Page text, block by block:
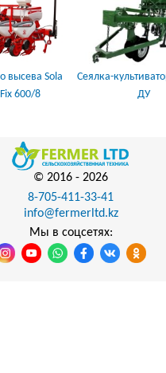
высева Sola
600/8
Сеялка-
ДУ
© 2016 - 2026
8-705-411-33-41
info@fermerltd.kz
Мы в соцсетях: